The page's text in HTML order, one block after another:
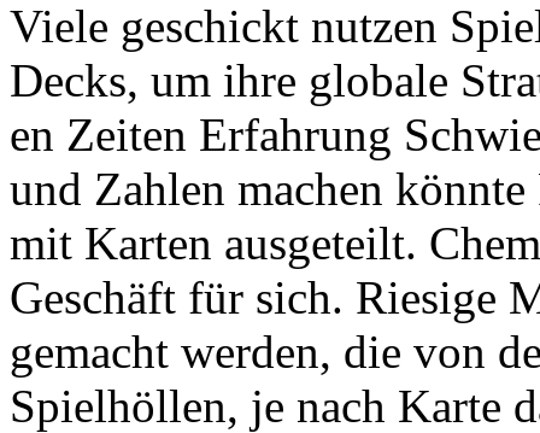
Viele geschickt nutzen
Decks, um ihre globale
en Zeiten Erfahrung
und Zahlen machen
mit Karten ausgeteilt.
Geschäft für sich. Riesige
gemacht werden, die von
Spielhöllen, je nach Karte